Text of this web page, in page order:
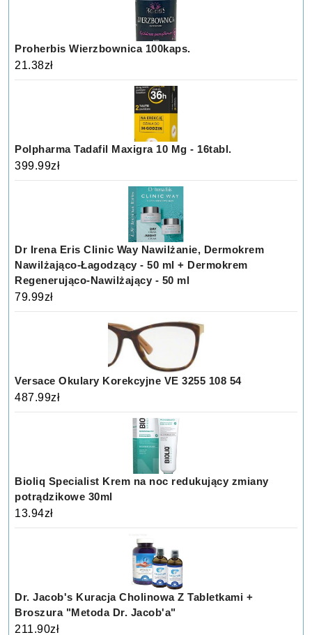
Proherbis Wierzbownica 100kaps.
21.38zł
Polpharma Tadafil Maxigra 10 Mg - 16tabl.
399.99zł
Dr Irena Eris Clinic Way Nawilżanie, Dermokrem
Nawilżająco-Łagodzący - 50 ml + Dermokrem
Regenerująco-Nawilżający - 50 ml
79.99zł
Versace Okulary Korekcyjne VE 3255 108 54
487.99zł
Bioliq Specialist Krem na noc redukujący zmiany
potrądzikowe 30ml
13.94zł
Dr. Jacob's Kuracja Cholinowa Z Tabletkami +
Broszura "Metoda Dr. Jacob'a"
211.90zł